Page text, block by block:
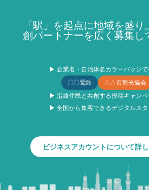
「駅」を起点に地域を盛
創パートナーを広く募集し
▶ 企業名・自治体名カラーバッジで
〇〇電鉄
△△市観光協会
▶ 沿線住民と共創する投稿キャンペ
▶ 全国から集客できるデジタルスタ
ビジネスアカウントについて詳